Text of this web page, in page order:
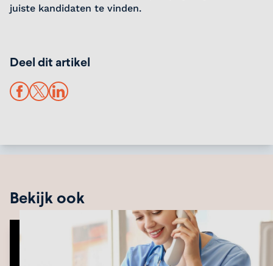
juiste kandidaten te vinden.
Deel dit artikel
Facebook
X LinkedIn
Bekijk ook